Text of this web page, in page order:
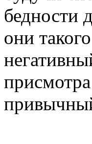
бедности
они